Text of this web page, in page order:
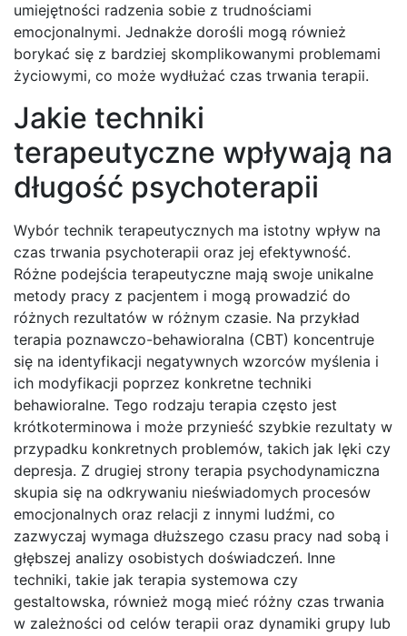
umiejętności radzenia sobie z trudnościami
emocjonalnymi. Jednakże dorośli mogą również
borykać się z bardziej skomplikowanymi problemami
życiowymi, co może wydłużać czas trwania terapii.
Jakie techniki
terapeutyczne wpływają na
długość psychoterapii
Wybór technik terapeutycznych ma istotny wpływ na
czas trwania psychoterapii oraz jej efektywność.
Różne podejścia terapeutyczne mają swoje unikalne
metody pracy z pacjentem i mogą prowadzić do
różnych rezultatów w różnym czasie. Na przykład
terapia poznawczo-behawioralna (CBT) koncentruje
się na identyfikacji negatywnych wzorców myślenia i
ich modyfikacji poprzez konkretne techniki
behawioralne. Tego rodzaju terapia często jest
krótkoterminowa i może przynieść szybkie rezultaty w
przypadku konkretnych problemów, takich jak lęki czy
depresja. Z drugiej strony terapia psychodynamiczna
skupia się na odkrywaniu nieświadomych procesów
emocjonalnych oraz relacji z innymi ludźmi, co
zazwyczaj wymaga dłuższego czasu pracy nad sobą i
głębszej analizy osobistych doświadczeń. Inne
techniki, takie jak terapia systemowa czy
gestaltowska, również mogą mieć różny czas trwania
w zależności od celów terapii oraz dynamiki grupy lub